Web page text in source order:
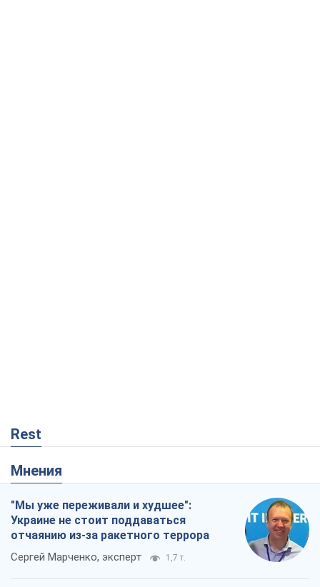
Rest
Мнения
"Мы уже переживали и худшее":
Украине не стоит поддаваться
отчаянию из-за ракетного террора
Сергей Марченко, эксперт 1,7 т.